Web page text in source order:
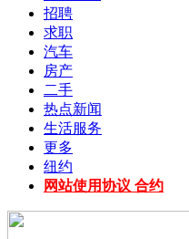
招聘
求职
汽车
房产
二手
热点新闻
生活服务
更多
纽约
网站使用协议 合约